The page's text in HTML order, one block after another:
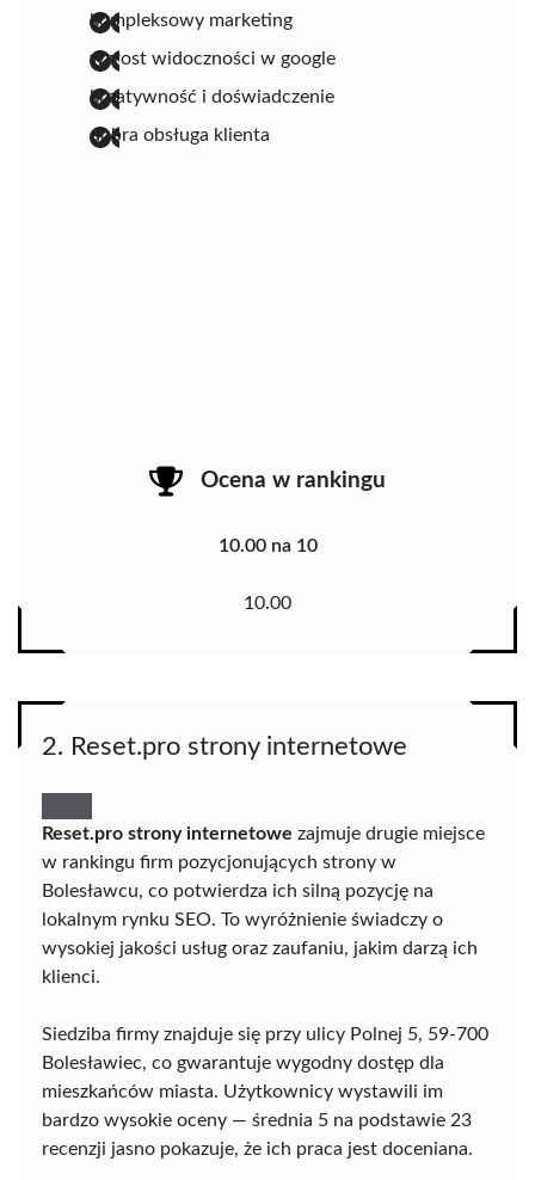
kompleksowy marketing
wzrost widoczności w google
kreatywność i doświadczenie
dobra obsługa klienta
Ocena w rankingu
10.00 na 10
10.00
2. Reset.pro strony internetowe
Reset.pro strony internetowe zajmuje drugie miejsce
w rankingu firm pozycjonujących strony w
Bolesławcu, co potwierdza ich silną pozycję na
lokalnym rynku SEO. To wyróżnienie świadczy o
wysokiej jakości usług oraz zaufaniu, jakim darzą ich
klienci.
Siedziba firmy znajduje się przy ulicy Polnej 5, 59-700
Bolesławiec, co gwarantuje wygodny dostęp dla
mieszkańców miasta. Użytkownicy wystawili im
bardzo wysokie oceny — średnia 5 na podstawie 23
recenzji jasno pokazuje, że ich praca jest doceniana.